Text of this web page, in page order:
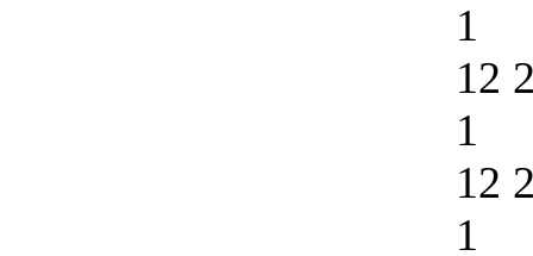
1
12
1
12
1